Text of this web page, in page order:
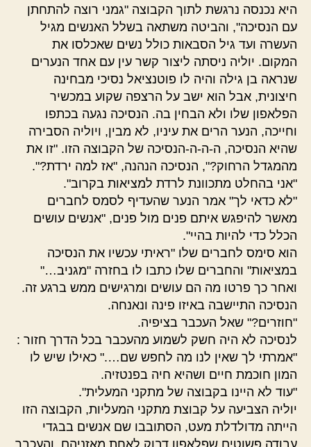
היא נכנסה נרגשת לתוך הקבוצה "גמני רוצה להתחתן
עם הנסיכה", והביטה משתאה בשלל האנשים מגיל
העשרה ועד גיל הסבאות כולל נשים שאכלסו את
המקום. יוליה ניסתה ליצור קשר עין עם אחד הנערים
שנראה בן גילה והיה לו פוטנציאל נסיכי מבחינה
חיצונית, אבל הוא ישב על הרצפה שקוע במכשיר
הפלאפון שלו ולא הבחין בה. הנסיכה נגעה בכתפו
וחייכה, הנער הרים את עיניו, לא מבין, ויוליה הסבירה
שהיא הנסיכה, ה-ה-ה-הנסיכה של הקבוצה הזו. "זו את
מהמגדל הרחוק?", הנסיכה הנהנה, "אז למה ירדת?".
"אני בהחלט מתכוונת לרדת למציאות בקרוב".
"לא כדאי לך" אמר הנער שהעדיף לסמס לחברים
מאשר להיפגש איתם פנים מול פנים, "אנשים עושים
הכלל כדי להיות בהיי".
הוא סימס לחברים שלו "ראיתי עכשיו את הנסיכה
במציאות" והחברים שלו כתבו לו בחזרה "מגניב…"
ואחר כך פרטו מה הם עושים ומרגישים ממש ברגע זה.
הנסיכה התיישבה באיזו פינה ונאנחה.
"חוזרים?" שאל העכבר בציפיה.
לנסיכה לא היה חשק לשמוע מהעכבר בכל הדרך חזור :
"אמרתי לך שאין לנו מה לחפש שם…." כאילו שיש לו
המון חוכמת חיים ושהיא חיה בפנטזיה.
"עוד לא היינו בקבוצה של מתקני המעלית".
יוליה הצביעה על קבוצת מתקני המעליות, הקבוצה הזו
הייתה מדולדלת מעט, הסתובבו שם אנשים בבגדי
עבודה פשוטים שפלאפון דבוק לאחת מאזניהם. והעכבר